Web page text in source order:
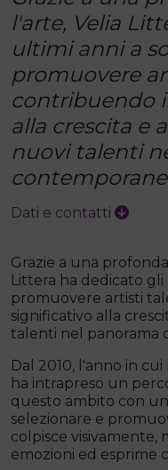
l'arte, Velia
ultimi anni a
promuovere
contribuendo
alla crescita e
nuovi talenti
Dati e contatti
Grazie a una
Littera ha dedicato
promuovere artisti
significativo alla
talenti nel panorama
Dal 2010, l'anno in
ha intrapreso un
questo ambito con
selezionare e
colpisce
emozioni ed esprime